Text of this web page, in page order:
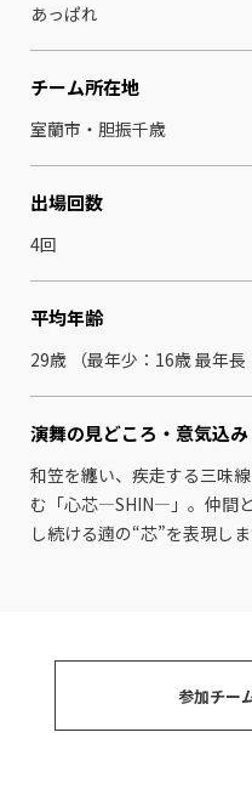
あっぱれ
チーム所在地
室蘭市・胆振千歳
出場回数
4回
平均年齢
29歳 （最年少：16歳 最年⻑
演舞の見どころ・ 意気込み
和笠を纏い、疾走する三味
む「心芯―SHIN―」。仲間
し続ける遖の“芯”を表現しま
参加チー